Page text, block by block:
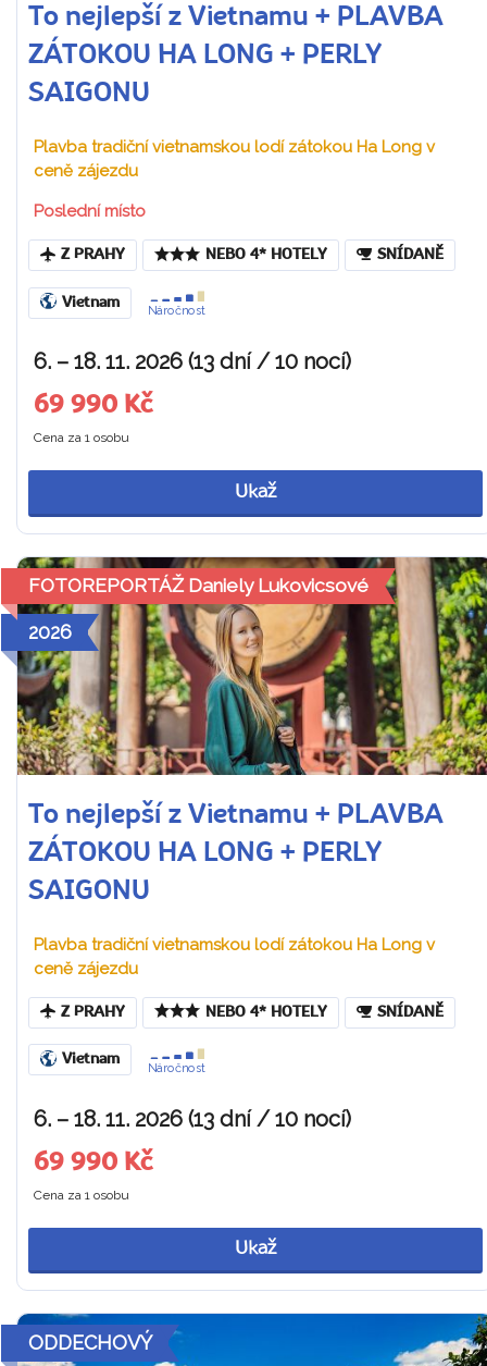
To nejlepší z Vietnamu + PLAVBA
ZÁTOKOU HA LONG + PERLY
SAIGONU
Plavba tradiční vietnamskou lodí zátokou Ha Long v
ceně zájezdu
Poslední místo
Z PRAHY NEBO 4* HOTELY SNÍDANĚ
Vietnam
Náročnost
6. – 18. 11. 2026 (13 dní / 10 nocí)
69 990 Kč
Cena za 1 osobu
Ukaž
FOTOREPORTÁŽ Daniely Lukovicsové
2026
To nejlepší z Vietnamu + PLAVBA
ZÁTOKOU HA LONG + PERLY
SAIGONU
Plavba tradiční vietnamskou lodí zátokou Ha Long v
ceně zájezdu
Z PRAHY NEBO 4* HOTELY SNÍDANĚ
Vietnam
Náročnost
6. – 18. 11. 2026 (13 dní / 10 nocí)
69 990 Kč
Cena za 1 osobu
Ukaž
ODDECHOVÝ